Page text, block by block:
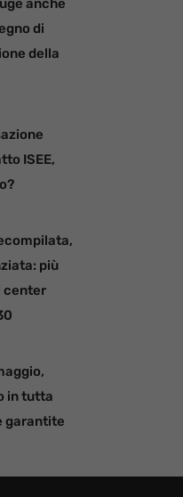
anche
di
della
ISEE,
più
center
in tutta
garantite